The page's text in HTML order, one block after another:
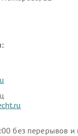
без перерывов